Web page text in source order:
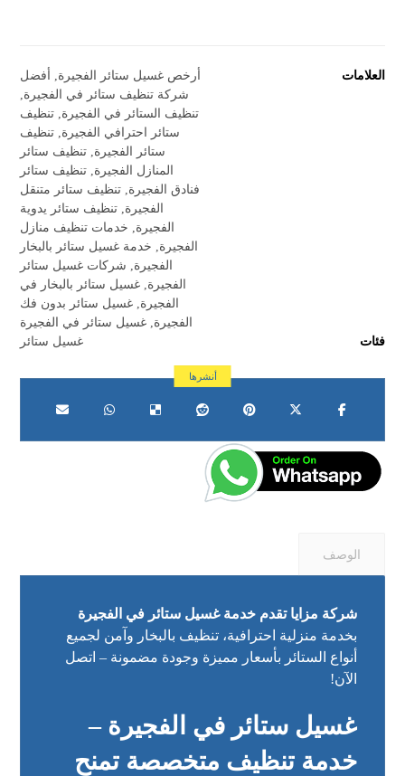
العلامات أرخص غسيل ستائر الفجيرة
أفضل
شركة تنظيف ستائر في الفجيرة
تنظيف الستائر في الفجيرة تنظيف
ستائر احترافي الفجيرة تنظيف
ستائر الفجيرة تنظيف ستائر
المنازل الفجيرة تنظيف ستائر
فنادق الفجيرة تنظيف ستائر متنقل
الفجيرة تنظيف ستائر يدوية
الفجيرة
خدمات تنظيف منازل
الفجيرة
خدمة غسيل ستائر بالبخار
الفجيرة
شركات غسيل ستائر
الفجيرة غسيل ستائر بالبخار في
الفجيرة غسيل ستائر بدون فك
الفجيرة غسيل ستائر في الفجيرة
فئات
غسيل ستائر
الوصف
شركة مزايا تقدم خدمة غسيل ستائر في الفجيرة
بخدمة منزلية احترافية، تنظيف بالبخار وآمن لجميع
أنواع الستائر بأسعار مميزة وجودة مضمونة – اتصل
الآن!
غسيل ستائر في الفجيرة –
خدمة تنظيف متخصصة تمنح